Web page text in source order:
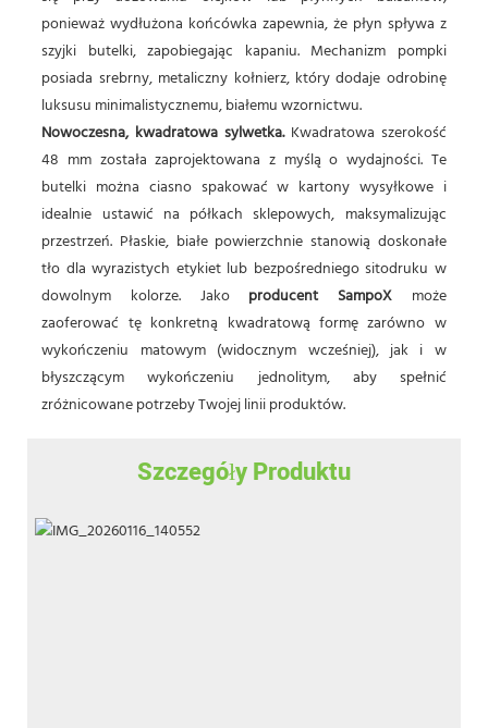
ponieważ wydłużona końcówka zapewnia, że ​​płyn spływa z
szyjki butelki, zapobiegając kapaniu. Mechanizm pompki
posiada srebrny, metaliczny kołnierz, który dodaje odrobinę
luksusu minimalistycznemu, białemu wzornictwu.
Nowoczesna, kwadratowa sylwetka.Kwadratowa szerokość
48 mm została zaprojektowana z myślą o wydajności. Te
butelki można ciasno spakować w kartony wysyłkowe i
idealnie ustawić na półkach sklepowych, maksymalizując
przestrzeń. Płaskie, białe powierzchnie stanowią doskonałe
tło dla wyrazistych etykiet lub bezpośredniego sitodruku w
dowolnym kolorze. Jako producent SampoXmoże
zaoferować tę konkretną kwadratową formę zarówno w
wykończeniu matowym (widocznym wcześniej), jak i w
błyszczącym wykończeniu jednolitym, aby spełnić
zróżnicowane potrzeby Twojej linii produktów.
Szczegóły Produktu